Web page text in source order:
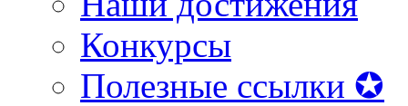
Конкурсы
Полезные ссылки ✪